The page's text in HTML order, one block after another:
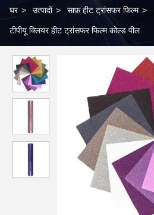
घर > उत्पादों > साफ़ हीट ट्रांसफर फिल्म >
टीपीयू क्लियर हीट ट्रांसफर फिल्म कोल्ड पील